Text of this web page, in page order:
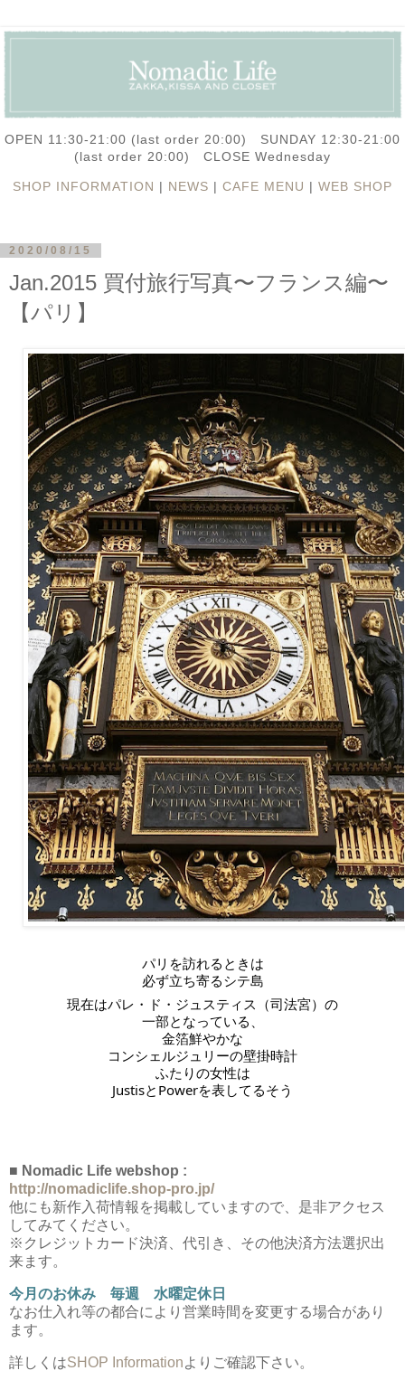
OPEN 11:30-21:00 (last order 20:00) SUNDAY 12:30-21:00
(last order 20:00) CLOSE Wednesday
SHOP INFORMATION | NEWS | CAFE MENU | WEB SHOP
2020/08/15
Jan.2015 買付旅行写真〜フランス編〜
【パリ】
パリを訪れるときは
必ず立ち寄るシテ島
現在はパレ・ド・ジュスティス（司法宮）の
一部となっている、
金箔鮮やかな
コンシェルジュリーの壁掛時計
ふたりの女性は
JustisとPowerを表してるそう
■ Nomadic Life webshop :
http://nomadiclife.shop-pro.jp/
他にも新作入荷情報を掲載していますので、是非アクセス
してみてください。
※クレジットカード決済、代引き、その他決済方法選択出
来ます。
今月のお休み 毎週 水曜定休日
なお仕入れ等の都合により営業時間を変更する場合があり
ます。
詳しくはSHOP Informationよりご確認下さい。